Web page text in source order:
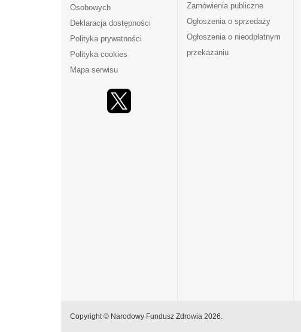
Osobowych
Deklaracja dostępności
Polityka prywatności
Polityka cookies
Mapa serwisu
Zamówienia publiczne
Ogłoszenia o sprzedaży
Ogłoszenia o nieodpłatnym
przekazaniu
Copyright © Narodowy Fundusz Zdrowia 2026.